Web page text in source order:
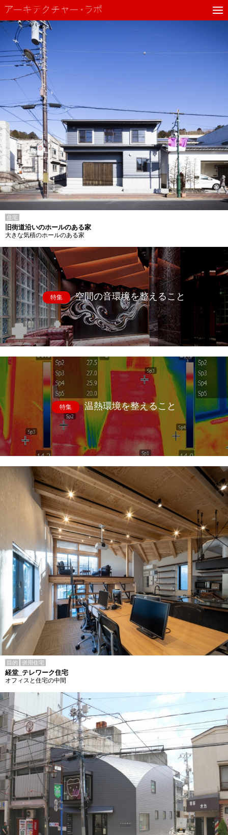
住宅
旧街道沿いのホールのある家
大きな気積のホールのある家
特集 空間の音環境を整えること
特集 温熱環境を整えること
目的 併用住宅
経堂_テレワーク住宅
オフィスと住宅の中間